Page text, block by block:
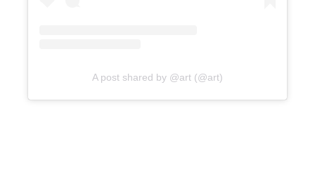
A post shared by @art (@art)